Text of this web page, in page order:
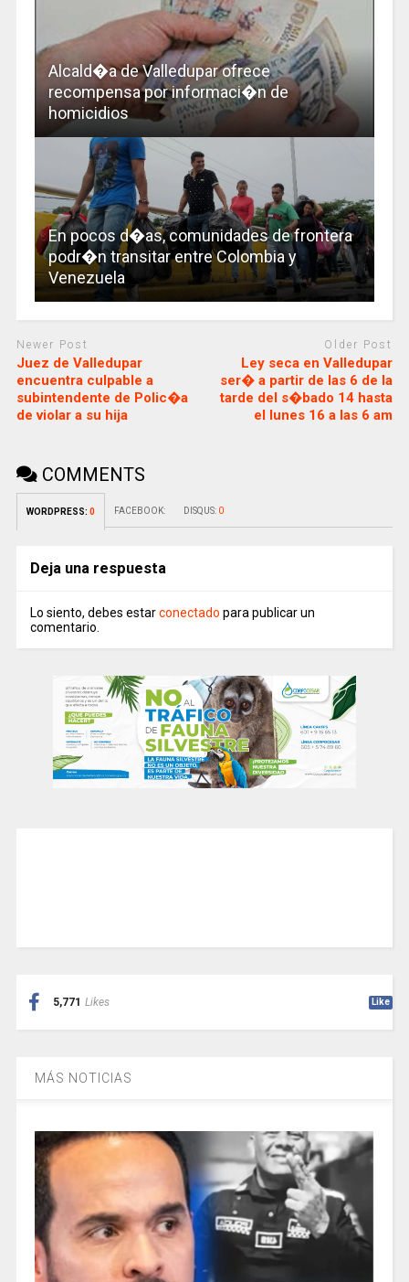
Alcald�a de Valledupar ofrece
recompensa por informaci�n de
homicidios
En pocos d�as, comunidades de frontera
podr�n transitar entre Colombia y
Venezuela
Newer Post
Juez de Valledupar
encuentra culpable a
subintendente de Polic�a
de violar a su hija
Older Post
Ley seca en Valledupar
ser� a partir de las 6 de la
tarde del s�bado 14 hasta
el lunes 16 a las 6 am
COMMENTS
WORDPRESS: 0 FACEBOOK: DISQUS: 0
Deja una respuesta
Lo siento, debes estarconectado para publicar un
comentario.
5,771 Likes Like
MÁS NOTICIAS